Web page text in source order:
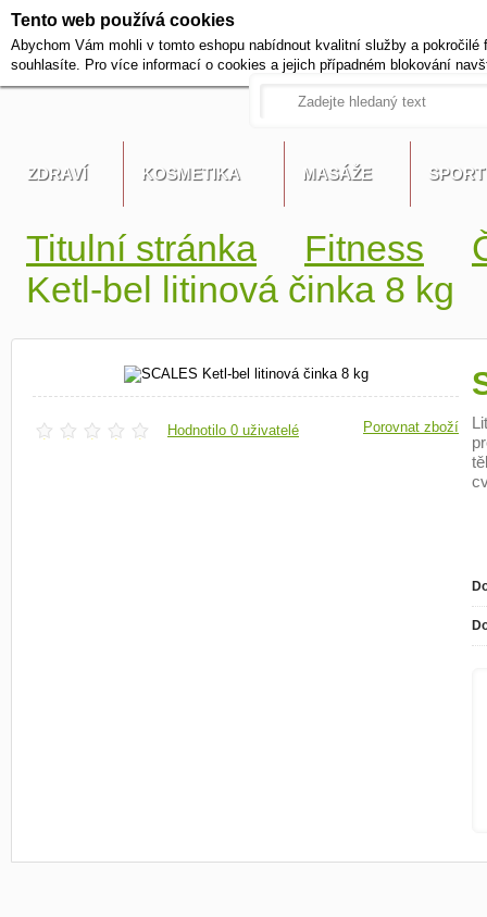
Titulní stránka Fitness
Ketl-bel litinová činka 8 kg
Hodnotilo 0 uživatelé Porovnat zboží
Pracovní dny od 9 do 17
ZDRAVÍ KOSMETIKA MASÁŽE SPORT
Tento web používá cookies
Abychom Vám mohli v tomto eshopu nabídnout kvalitní služby a
souhlasíte. Pro více informací o cookies a jejich případném blokování